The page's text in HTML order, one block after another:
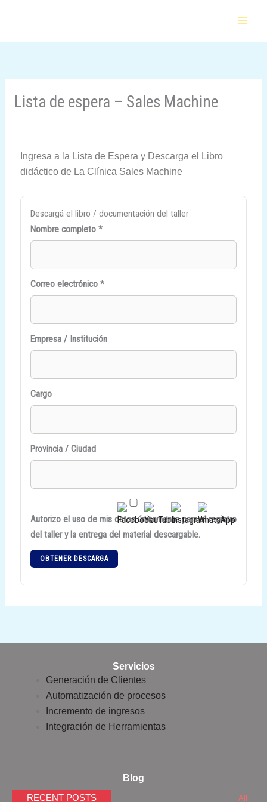
Lista de espera – Sales Machine
Ingresa a la Lista de Espera y Descarga el Libro
didáctico de La Clínica Sales Machine
Descargá el libro / documentación del taller
Nombre completo *
Correo electrónico *
Empresa / Institución
Cargo
Provincia / Ciudad
Autorizo el uso de mis datos únicamente para el registro
del taller y la entrega del material descargable.
OBTENER DESCARGA
Servicios
Generación de Clientes
Automatización de procesos
Incremento de ingresos
Integración de Herramientas
Blog
RECENT POSTS
All